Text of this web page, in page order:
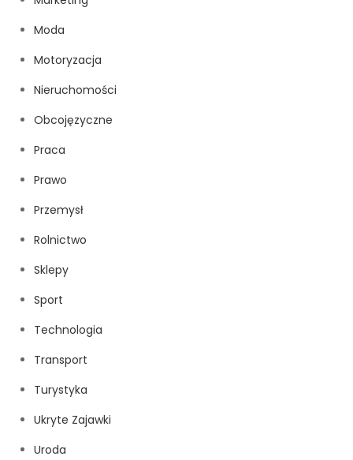
Moda
Motoryzacja
Nieruchomości
Obcojęzyczne
Praca
Prawo
Przemysł
Rolnictwo
Sklepy
Sport
Technologia
Transport
Turystyka
Ukryte Zajawki
Uroda